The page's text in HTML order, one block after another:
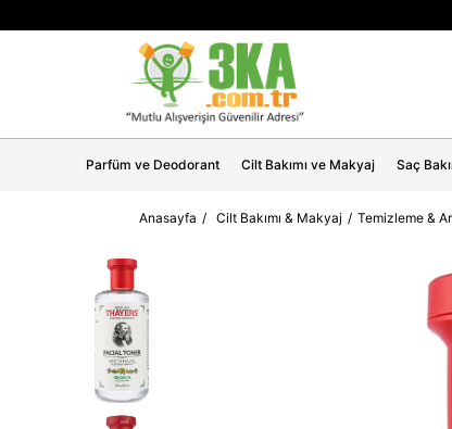
Parfüm ve Deodorant Cilt Bakımı ve Makyaj Saç
Anasayfa Cilt Bakımı & Makyaj Temizleme &